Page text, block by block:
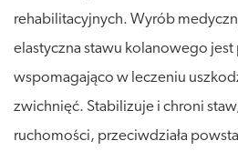
rehabilitacyjnych. Wyrób
elastyczna stawu kolanowego
wspomagająco w leczeniu
zwichnięć. Stabilizuje i chroni
ruchomości, przeciwdziała